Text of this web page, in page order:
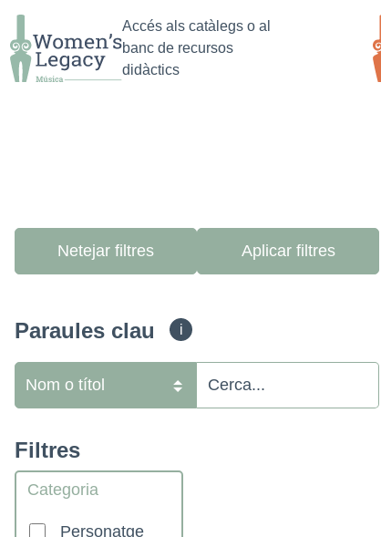
a la
cerca
contingut
principal
primer
resultat
Accés als catàlegs o al
banc de recursos
didàctics
Netejar filtres
Paraules clau i
Filtres
Categoria
Personatge